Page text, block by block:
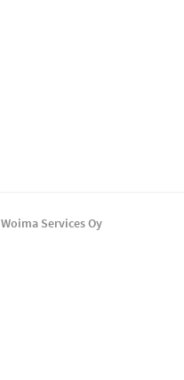
Woima Services Oy